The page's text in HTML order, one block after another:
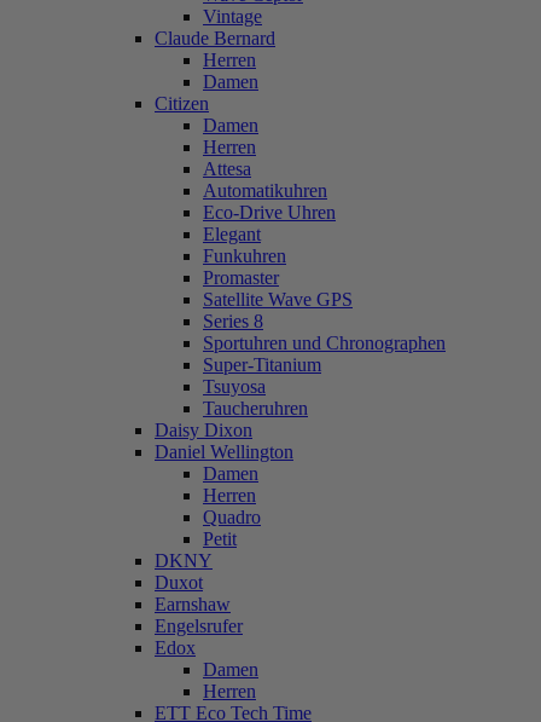
Vintage
Claude Bernard
Herren
Damen
Citizen
Damen
Herren
Attesa
Automatikuhren
Eco-Drive Uhren
Elegant
Funkuhren
Promaster
Satellite Wave GPS
Series 8
Sportuhren und Chronographen
Super-Titanium
Tsuyosa
Taucheruhren
Daisy Dixon
Daniel Wellington
Damen
Herren
Quadro
Petit
DKNY
Duxot
Earnshaw
Engelsrufer
Edox
Damen
Herren
ETT Eco Tech Time